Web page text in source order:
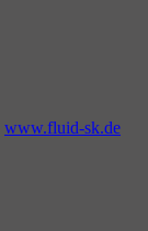
www.fluid-sk.de